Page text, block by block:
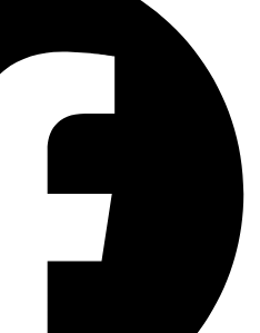
বাংলাদেশ,…
উৎসবে…
বিসিএস-প্রেম এবং…